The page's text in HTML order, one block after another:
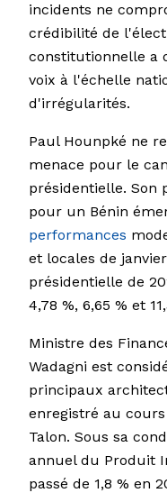
incidents ne
crédibilité de
constitutionnelle a
voix à l'échelle
d'irrégularités.
Paul Hounpké ne
menace pour le
présidentielle. Son
pour un Bénin
performances
et locales de
présidentielle de
4,78 %, 6,65 % et
Ministre des
Wadagni est
principaux
enregistré au
Talon. Sous sa
annuel du Produit
passé de 1,8 % en